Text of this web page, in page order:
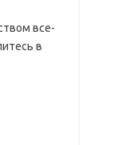
все-
в